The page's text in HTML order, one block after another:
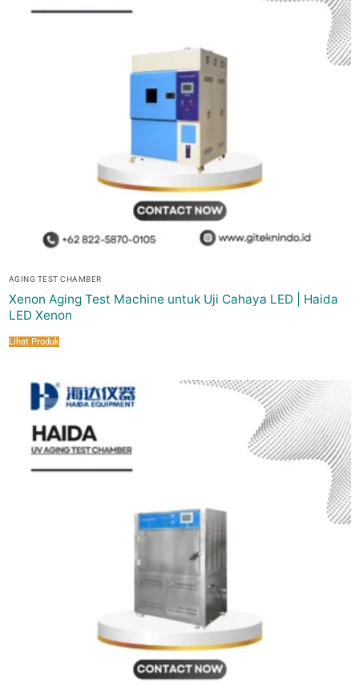
AGING TEST CHAMBER
Xenon Aging Test Machine untuk Uji Cahaya LED | Haida
LED Xenon
Lihat Produk